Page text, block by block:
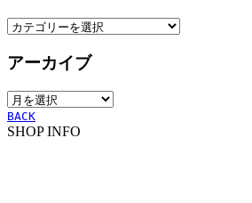
カ
ゴ
ー
アーカイブ
ア
ー
カ
BACK
SHOP INFO